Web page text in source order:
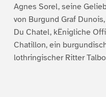
Agnes Sorel, seine
von Burgund Graf
Du Chatel, kËnigliche
Chatillon, ein
lothringischer Ritter